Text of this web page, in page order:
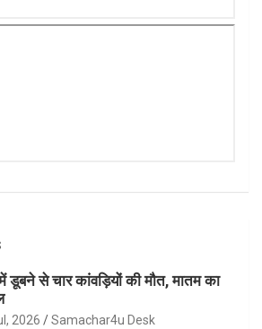
डूबने से चार कांवड़ियों की मौत, मातम का
2026 Samachar4u Desk